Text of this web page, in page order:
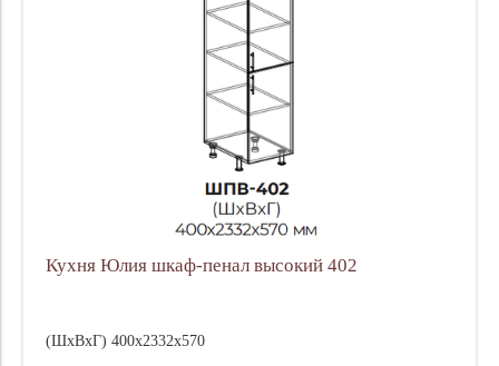
Кухня Юлия шкаф-пенал высокий 402
(ШхВхГ) 400х2332х570